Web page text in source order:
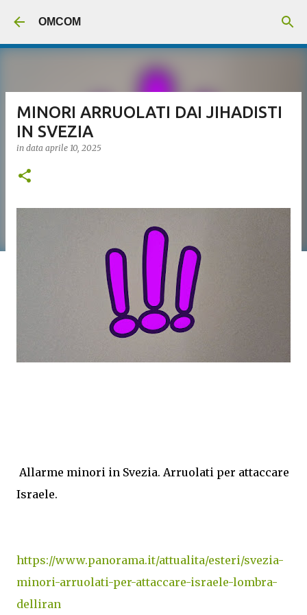
OMCOM
MINORI ARRUOLATI DAI JIHADISTI
IN SVEZIA
in data aprile 10, 2025
Allarme minori in Svezia. Arruolati per attaccare
Israele.
https://www.panorama.it/attualita/esteri/svezia-
minori-arruolati-per-attaccare-israele-lombra-
delliran